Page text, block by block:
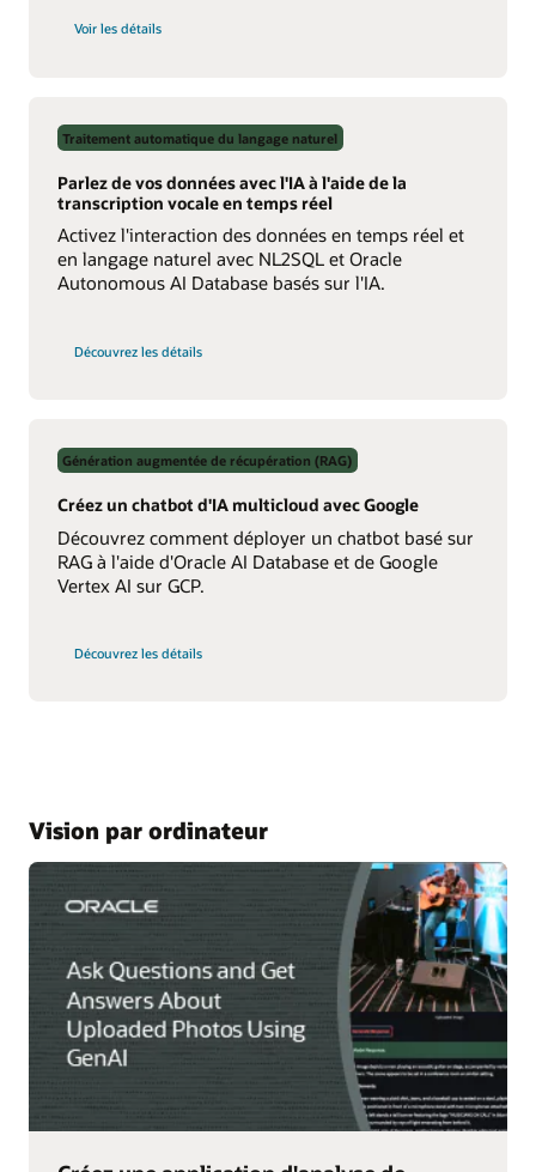
Voir les détails
Build
Agent2Agent
Protocol
Traitement automatique du langage naturel
Parlez de vos données avec l'IA à l'aide de la
transcription vocale en temps réel
Activez l'interaction des données en temps réel et
en langage naturel avec NL2SQL et Oracle
Autonomous AI Database basés sur l'IA.
Découvrez les détails
Speak
Using
Real-
Time
AI
Génération augmentée de récupération (RAG)
Créez un chatbot d'IA multicloud avec Google
Découvrez comment déployer un chatbot basé sur
RAG à l'aide d'Oracle AI Database et de Google
Vertex AI sur GCP.
Découvrez les détails
Vision par ordinateur